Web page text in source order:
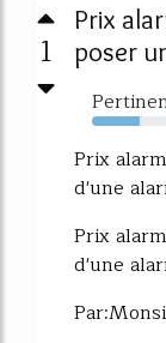
1
Prix
poser
57%
Prix
d'une
Prix
d'une